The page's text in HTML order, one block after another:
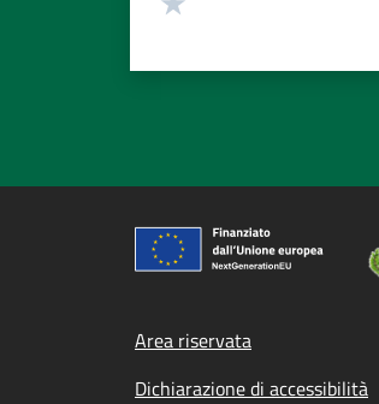
Footer menu
Area riservata
Dichiarazione di accessibilità